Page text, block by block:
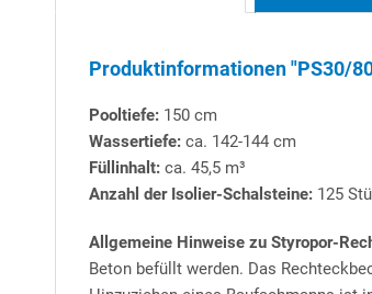
Produktinformationen "PS30/
Pooltiefe: 150 cm
Wassertiefe: ca. 142-144 cm
Füllinhalt: ca. 45,5 m³
Anzahl der Isolier-Schalsteine: 125
Allgemeine Hinweise zu Styropor-
Beton befüllt werden. Das